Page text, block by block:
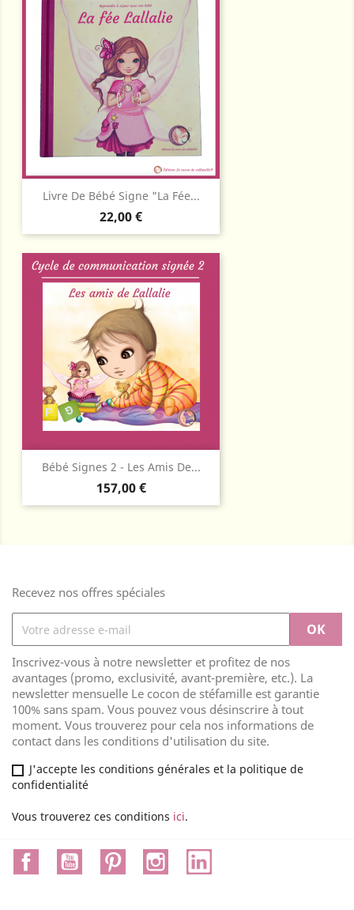
Livre De Bébé Signe "La Fée...
Prix
22,00 €
Bébé Signes 2 - Les Amis De...
Prix
157,00 €
Recevez nos offres spéciales
Inscrivez-vous à notre newsletter et profitez de nos
avantages (promo, exclusivité, avant-première, etc.). La
newsletter mensuelle Le cocon de stéfamille est garantie
100% sans spam. Vous pouvez vous désinscrire à tout
moment. Vous trouverez pour cela nos informations de
contact dans les conditions d'utilisation du site.
J'accepte les conditions générales et la politique de
confidentialité
Vous trouverez ces conditions ici.
FacebookYouTube Pinterest Instagram